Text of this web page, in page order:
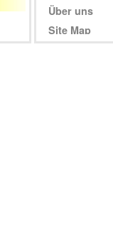
Über uns
Site Map